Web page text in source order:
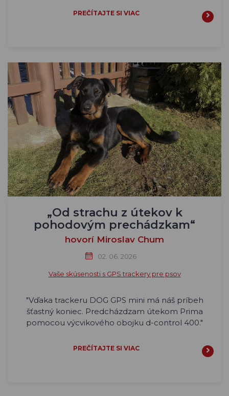
PREČÍTAJTE SI VIAC
„Od strachu z útekov k
pohodovým prechádzkam“
hovorí Miroslav Chum
02. 06. 2026
Vaše skúsenosti s GPS trackery pre psov
"Vďaka trackeru DOG GPS mini má náš príbeh
šťastný koniec. Predcházdzam útekom Prima
pomocou výcvikového obojku d-control 400."
PREČÍTAJTE SI VIAC